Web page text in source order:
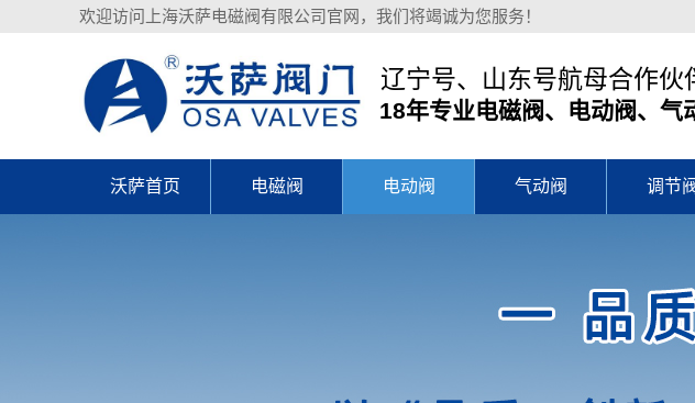
欢迎访问上海沃萨电磁阀有限公司官网，我们将竭诚为您服务！
辽宁号、山东号航母合作伙
18年专业电磁阀、电动阀、气
沃萨首页 电磁阀 电动阀 气动阀 调节阀